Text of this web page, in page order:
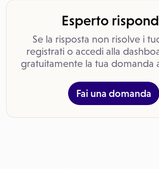
Esperto
Se la risposta non risolve i
registrati o accedi alla
gratuitamente la tua domanda
Fai una domanda